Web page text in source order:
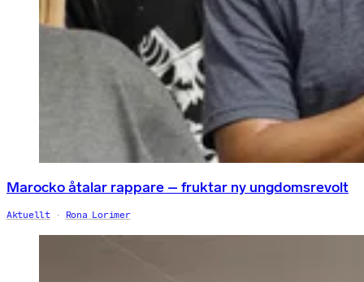
Marocko åtalar rappare – fruktar ny ungdomsrevolt
Aktuellt Rona Lorimer